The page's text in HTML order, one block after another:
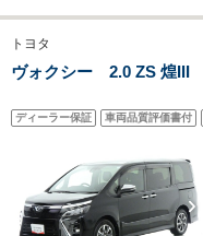
トヨタ
ヴォクシー 2.0 ZS 煌III
ディーラー保証 車両品質評価書付